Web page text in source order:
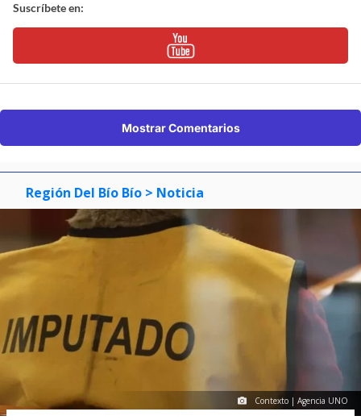
Suscríbete en:
Mostrar Comentarios
Región Del Bío Bío > Noticia
Contexto | Agencia UNO